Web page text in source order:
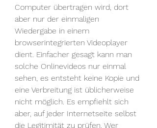
Computer übertragen wird, dort
aber nur der einmaligen
Wiedergabe in einem
browserintegrierten Videoplayer
dient. Einfacher gesagt kann man
solche Onlinevideos nur einmal
sehen, es entsteht keine Kopie und
eine Verbreitung ist üblicherweise
nicht möglich. Es empfiehlt sich
aber, auf jeder Internetseite selbst
die Legitimität zu prüfen. Wer